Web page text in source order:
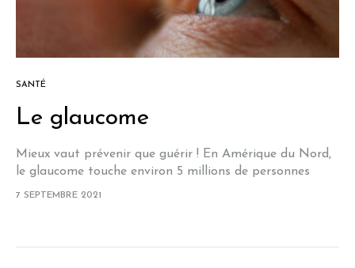
SANTÉ
Le glaucome
Mieux vaut prévenir que guérir ! En Amérique du Nord,
le glaucome touche environ 5 millions de personnes
dont près de la moitié sans le savoir, car sans signe
7 SEPTEMBRE 2021